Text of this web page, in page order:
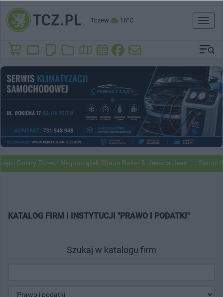
Tczew 16°C
Toggle
Gminy Tczew. Na początek Shaun Baker & Jessica Jean
KATALOG FIRM I INSTYTUCJI "PRAWO I PODATKI"
Szukaj w katalogu firm